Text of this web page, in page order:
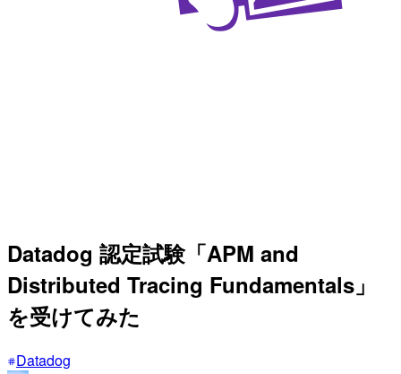
Datadog 認定試験「APM and
Distributed Tracing Fundamentals」
を受けてみた
Datadog